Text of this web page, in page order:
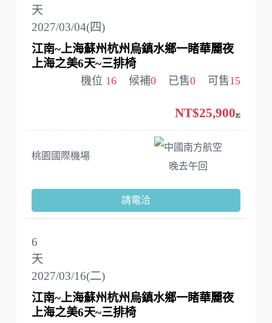
2027/03/04(四)
天
江南~上海蘇州杭州烏鎮水鄉一睹華麗夜
上海之美6天~三排椅
機位 16 候補0 已售0 可售15
桃園國際機場
中國南方航空
晚去午回
NT$25,900起
請電洽
2027/03/16(二)
6
天
江南~上海蘇州杭州烏鎮水鄉一睹華麗夜
上海之美6天~三排椅